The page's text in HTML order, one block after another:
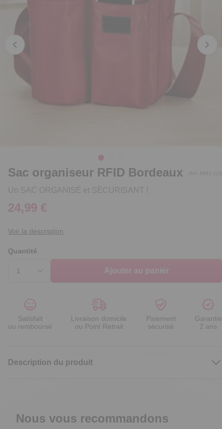
Sac organiseur RFID Bordeaux
Un SAC ORGANISÉ et SÉCURISANT !
Réf. 8993.123
24,99 €
Voir la description
Quantité
Ajouter au panier
Satisfait
ou remboursé
Livraison domicile
ou Point Retrait
Paiement
sécurisé
Garantie
2 ans
Description du produit
Nous vous recommandons